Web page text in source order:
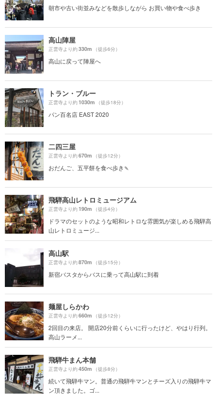
朝市や古い街並みなどを散歩しながら お買い物や食べ歩き
高山陣屋
正雲寺より約330m （徒歩6分）
高山に戻って陣屋へ
トラン・ブルー
正雲寺より約1030m （徒歩18分）
パン百名店 EAST 2020
二四三屋
正雲寺より約670m （徒歩12分）
おだんご、五平餅を食べ歩き🍡
飛騨高山レトロミュージアム
正雲寺より約190m （徒歩4分）
ドラマのセットのような昭和レトロな雰囲気が楽しめる飛騨高
山レトロミュージ...
高山駅
正雲寺より約870m （徒歩15分）
新宿バスタからバスに乗って高山駅に到着
麺屋しらかわ
正雲寺より約660m （徒歩12分）
2回目の来店。 開店20分前くらいに行ったけど、やはり行列。
高山ラーメ...
飛騨牛まん本舗
正雲寺より約450m （徒歩8分）
続いて飛騨牛マン。普通の飛騨牛マンとチーズ入りの飛騨牛マ
ン頂きました。ゴ...